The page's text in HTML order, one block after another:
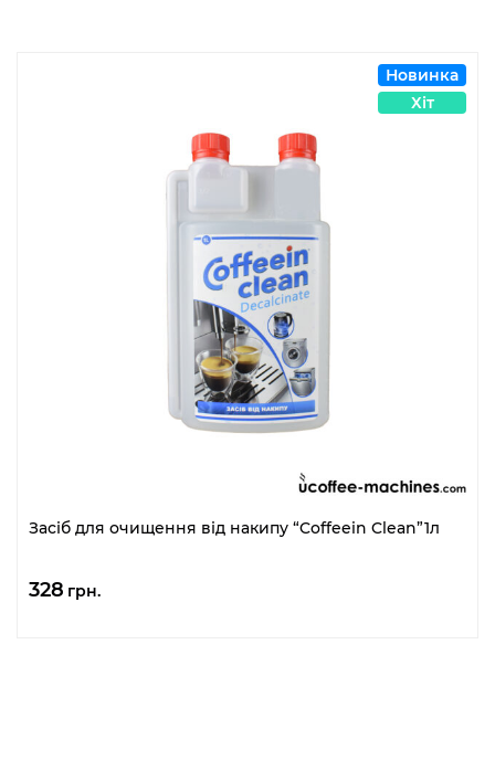
Засіб для очищення від накипу “Coffeein Clean”1л
Новинка
Хіт
328 грн.